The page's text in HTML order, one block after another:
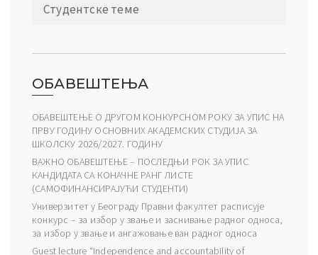
Студентске теме
ОБАВЕШТЕЊА
ОБАВЕШТЕЊЕ О ДРУГОМ КОНКУРСНОМ РОКУ ЗА УПИС НА
ПРВУ ГОДИНУ ОСНОВНИХ АКАДЕМСКИХ СТУДИЈА ЗА
ШКОЛСКУ 2026/2027. ГОДИНУ
ВАЖНО ОБАВЕШТЕЊЕ – ПОСЛЕДЊИ РОК ЗА УПИС
КАНДИДАТА СА КОНАЧНЕ РАНГ ЛИСТЕ
(САМОФИНАНСИРАЈУЋИ СТУДЕНТИ)
Универзитет у Београду Правни факултет расписује
конкурс – за избор у звање и заснивање радног односа,
за избор у звање и ангажовање ван радног односа
Guest lecture “Independence and accountability of